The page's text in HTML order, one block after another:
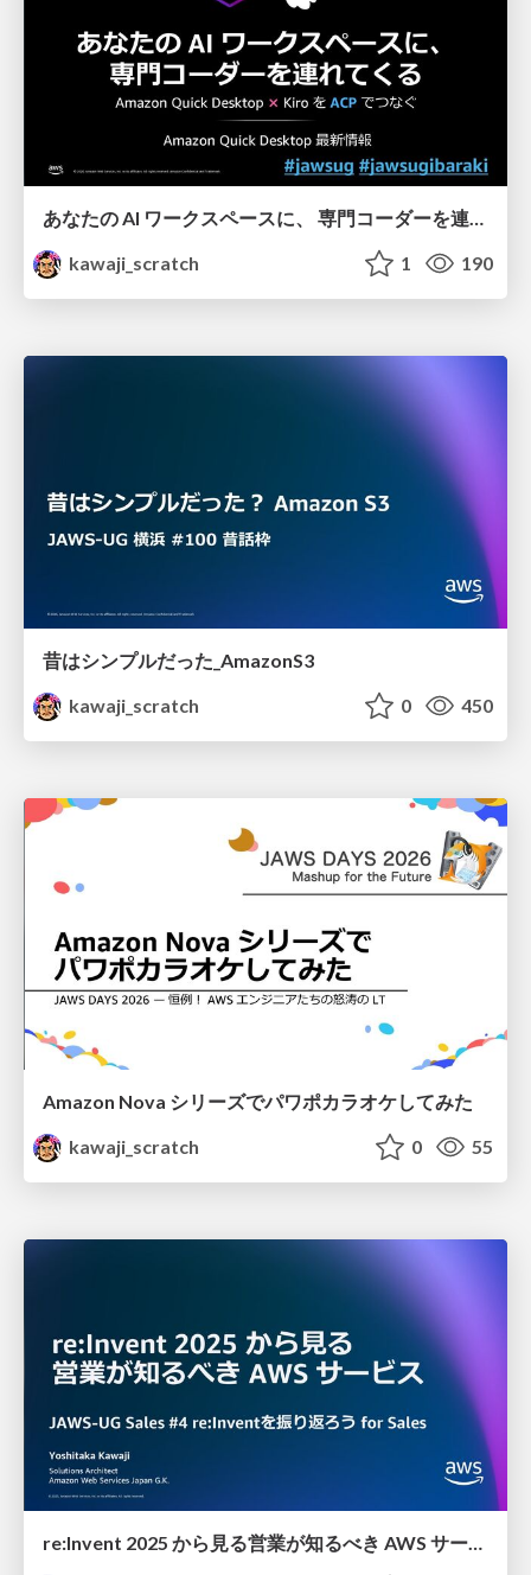
あなたの AI ワークスペースに、 専門コーダーを連れてくる - Amazon Quick Desktop 最新情報
kawaji_scratch
1 190
昔はシンプルだった_AmazonS3
kawaji_scratch
0 450
Amazon Nova シリーズでパワポカラオケしてみた
kawaji_scratch
0 55
re:Invent 2025 から見る 営業が知るべき AWS サービス